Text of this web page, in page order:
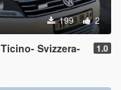
199 2
Svizzera- 1.0